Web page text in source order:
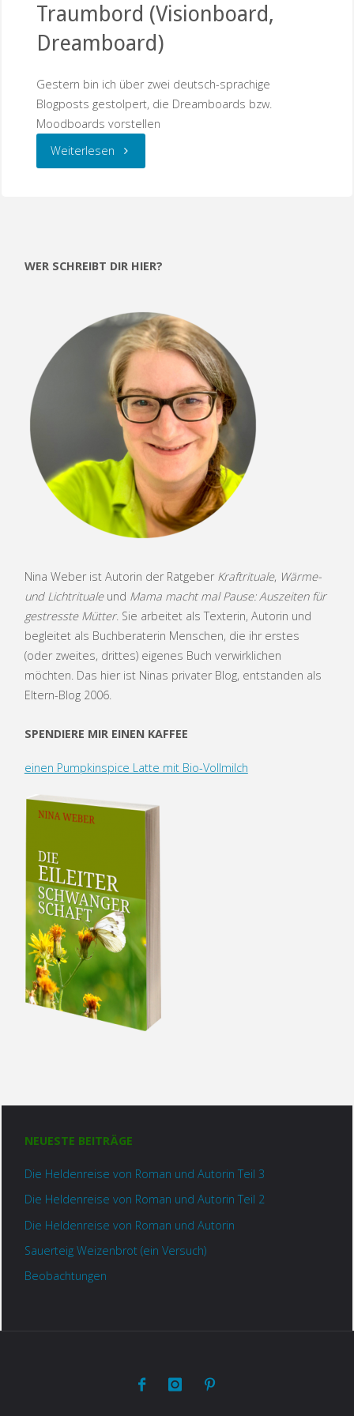
Traumbord (Visionboard,
Dreamboard)
Gestern bin ich über zwei deutsch-sprachige
Blogposts gestolpert, die Dreamboards bzw.
Moodboards vorstellen
Weiterlesen"Inspiration
Dreamboard)"
WER SCHREIBT DIR HIER?
Nina Weber ist Autorin der Ratgeber Kraftrituale, Wärme-
und Lichtritualeund Mama macht mal Pause: Auszeiten für
gestresste Mütter. Sie arbeitet als Texterin, Autorin und
begleitet als Buchberaterin Menschen, die ihr erstes
(oder zweites, drittes) eigenes Buch verwirklichen
möchten. Das hier ist Ninas privater Blog, entstanden als
Eltern-Blog 2006.
SPENDIERE MIR EINEN KAFFEE
einen Pumpkinspice Latte mit Bio-Vollmilch
NEUESTE BEITRÄGE
Die Heldenreise von Roman und Autorin Teil 3
Die Heldenreise von Roman und Autorin Teil 2
Die Heldenreise von Roman und Autorin
Sauerteig Weizenbrot (ein Versuch)
Beobachtungen